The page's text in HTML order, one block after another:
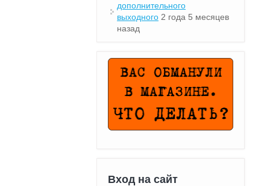
дополнительного
выходного 2 года 5 месяцев
назад
Вход на сайт